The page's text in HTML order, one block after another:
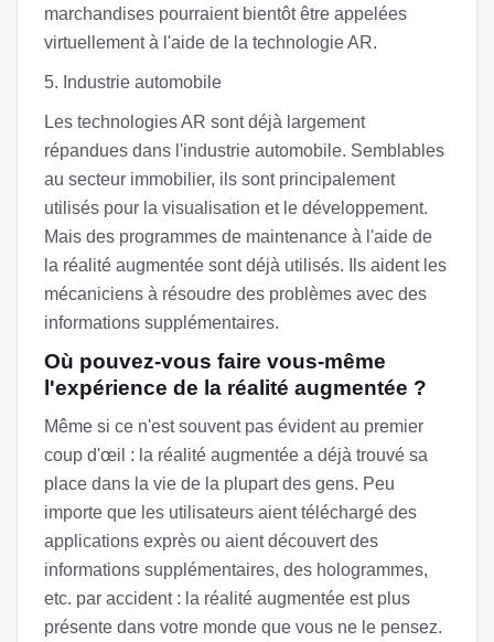
marchandises pourraient bientôt être appelées
virtuellement à l'aide de la technologie AR.
5. Industrie automobile
Les technologies AR sont déjà largement
répandues dans l'industrie automobile. Semblables
au secteur immobilier, ils sont principalement
utilisés pour la visualisation et le développement.
Mais des programmes de maintenance à l'aide de
la réalité augmentée sont déjà utilisés. Ils aident les
mécaniciens à résoudre des problèmes avec des
informations supplémentaires.
Où pouvez-vous faire vous-même
l'expérience de la réalité augmentée ?
Même si ce n'est souvent pas évident au premier
coup d'œil : la réalité augmentée a déjà trouvé sa
place dans la vie de la plupart des gens. Peu
importe que les utilisateurs aient téléchargé des
applications exprès ou aient découvert des
informations supplémentaires, des hologrammes,
etc. par accident : la réalité augmentée est plus
présente dans votre monde que vous ne le pensez.